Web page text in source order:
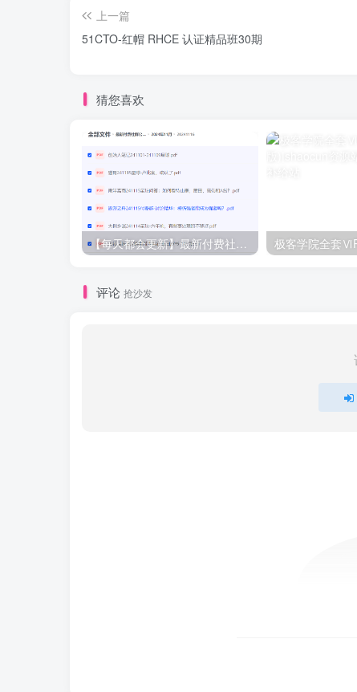
上一篇
51CTO-红帽 RHCE 认证精品班30期
猜您喜欢
【每天都会更新】最新付费社群公众号文章 极客学院全套
评论 抢沙发